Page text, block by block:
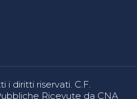
i diritti riservati. C.F.
Ricevute da CNA